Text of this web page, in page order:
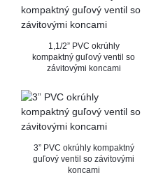
1,1/2” PVC okrúhly
kompaktný guľový ventil so
závitovými koncami
3” PVC okrúhly kompaktný
guľový ventil so závitovými
koncami